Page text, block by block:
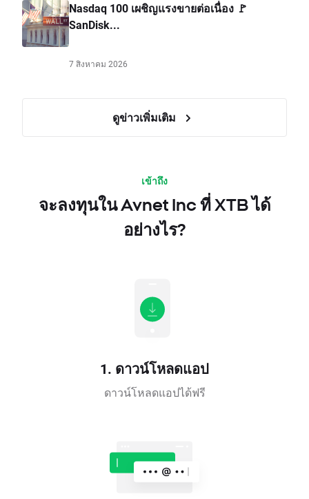
Nasdaq 100 เผชิญแรงขายต่อเนื่อง 🚩
SanDisk...
7 สิงหาคม 2026
ดูข่าวเพิ่มเติม
เข้าถึง
จะลงทุนใน Avnet Inc ที่ XTB ได้
อย่างไร?
1. ดาวน์โหลดแอป
ดาวน์โหลดแอปได้ฟรี